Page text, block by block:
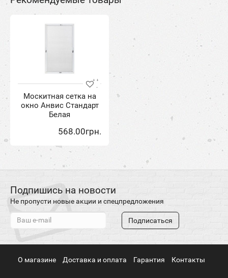
Москитная сетка на
окно Анвис Стандарт
Белая
568.00грн.
Подпишись на новости
Не пропусти новые акции и спецпредложения
Подписаться
О магазине Доставка и оплата Гарантия Контакты